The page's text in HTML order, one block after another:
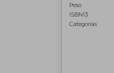
Peso
ISBN13
Categorías